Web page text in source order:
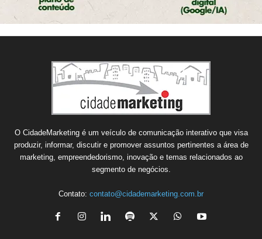
O CidadeMarketing é um veículo de comunicação interativo que visa
produzir, informar, discutir e promover assuntos pertinentes a área de
marketing, empreendedorismo, inovação e temas relacionados ao
segmento de negócios.
Contato: contato@cidademarketing.com.br